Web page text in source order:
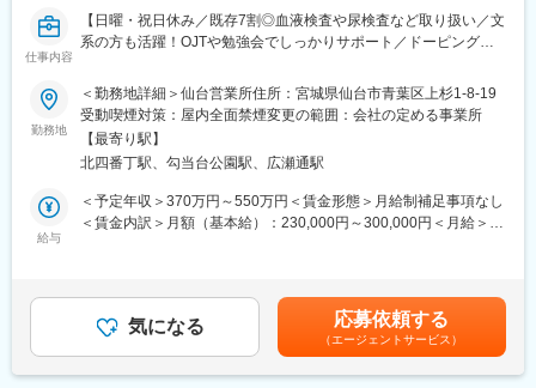
※社割で昼食が250円で召し上がっていただくことができます◎
13：00～支援業務
・資格取得支援制度あり、無資格の方も介護初任者研修、実務者
研修、介護福祉士など全額会社負担で取得していただくことがで
きます。
・社外への研修制度も充実しています。（規定に基づき金額会社
■当社について：
■当社の魅力／実績：
・宮城県「女性のチカラを活かす企業」認証
・経済産業省「地域未来牽引企業」選出
仕事内容
【日曜・祝日休み／既存7割◎血液検査や尿検査など取り扱い／文
系の方も活躍！OJTや勉強会でしっかりサポート／ドーピング検
■職務内容：
医療機関へ訪問し、臨床検査（血液検査や尿検査など）受託サー
ビスの提案をお任せします。
＜当社の臨床検査受託サービスについて＞
医療機関が、正確で迅速な“診断”を行うための第一歩となるのが、
を行っています。
当社のサービスは、病気の予防や早期発見、治療に貢献しており
勤務地
＜勤務地詳細＞仙台営業所住所：宮城県仙台市青葉区上杉1-8-19
受動喫煙対策：屋内全面禁煙変更の範囲：会社の定める事業所
【最寄り駅】
北四番丁駅、勾当台公園駅、広瀬通駅
給与
＜予定年収＞370万円～550万円＜賃金形態＞月給制補足事項なし
＜賃金内訳＞月額（基本給）：230,000円～300,000円＜月給＞
あり、選考を通じて上下する可能性があります。月給(月額)は固定
手当を含めた表記です。
気になる 応募依頼する
（エージェントサービス）